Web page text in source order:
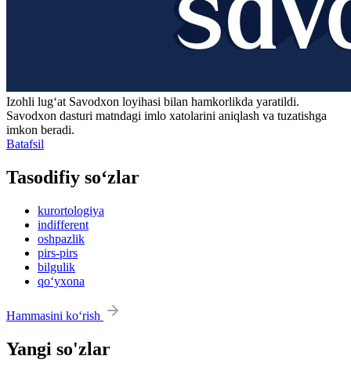
Izohli lugʻat Savodxon loyihasi bilan hamkorlikda yaratildi.
Savodxon dasturi matndagi imlo xatolarini aniqlash va tuzatishga
imkon beradi.
Batafsil
Tasodifiy so‘zlar
kurortologiya
indifferent
oshpazlik
pirs-pirs
bilgulik
qo‘yxona
Hammasini ko‘rish
Yangi so'zlar